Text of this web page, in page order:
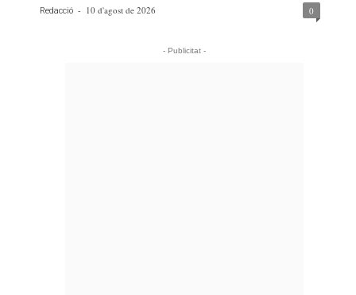
Redacció - 10 d'agost de 2026 0
- Publicitat -